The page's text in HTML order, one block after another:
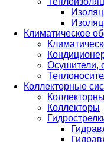
Климатическое
Осушители,
Коллекторные
Коллекторы